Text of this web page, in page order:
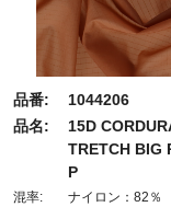
品番:
1044206
品名:
15D
TRETCH BIG
P
混率:
ナイロン：82％